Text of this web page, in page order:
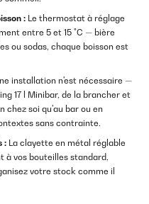
: Le thermostat à réglage
entre 5 et 15 °C — bière
ou sodas, chaque boisson est
installation n'est nécessaire —
17 l Minibar, de la brancher et
chez soi qu'au bar ou en
sans contrainte.
: La clayette en métal réglable
vos bouteilles standard,
votre stock comme il